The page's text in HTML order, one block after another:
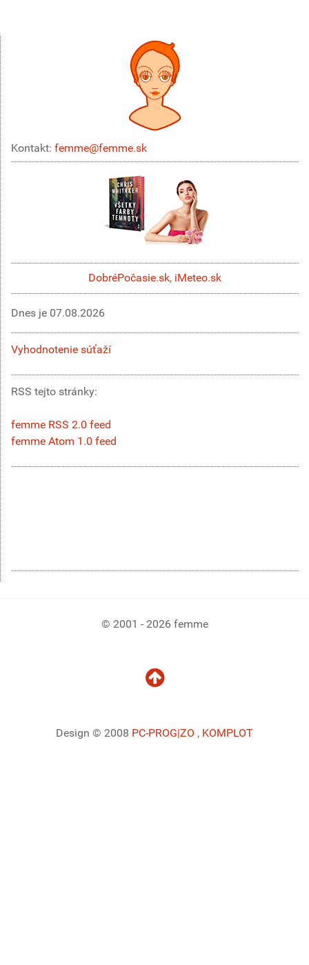
Kontakt: femme@femme.sk
DobréPočasie.sk, iMeteo.sk
Dnes je 07.08.2026
Vyhodnotenie súťaží
RSS tejto stránky:
femme RSS 2.0 feed
femme Atom 1.0 feed
© 2001 - 2026 femme
Design © 2008 PC-PROG|ZO , KOMPLOT